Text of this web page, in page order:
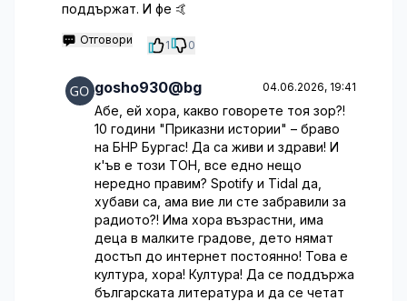
поддържат. И фе 🤙
Отговори 1 0
gosho930@bg 04.06.2026, 19:41
Абе, ей хора, какво говорете тоя зор?!
10 години "Приказни истории" – браво
на БНР Бургас! Да са живи и здрави! И
к'ъв е този ТОН, все едно нещо
нередно правим? Spotify и Tidal да,
хубави са, ама вие ли сте забравили за
радиото?! Има хора възрастни, има
деца в малките градове, дето нямат
достъп до интернет постоянно! Това е
култура, хора! Култура! Да се поддържа
българската литература и да се четат